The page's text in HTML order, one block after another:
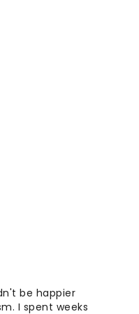
be happier
I spent weeks